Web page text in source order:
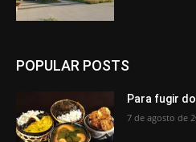
POPULAR POSTS
Para fugir
7 de agosto de